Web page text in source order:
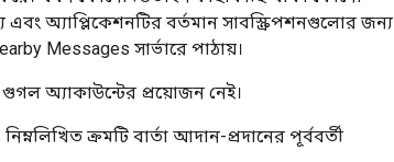
অ্যাপ্লিকেশনটির বর্তমান সাবস্ক্রিপশনগুলোর জন্য
Messages সার্ভারে পাঠায়।
অ্যাকাউন্টের প্রয়োজন নেই।
ক্রমটি বার্তা আদান-প্রদানের পূর্ববর্তী